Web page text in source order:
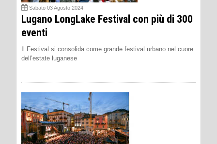
Sabato 03 Agosto 2024
Lugano LongLake Festival con più di 300
eventi
Il Festival si consolida come grande festival urbano nel cuore
dell’estate luganese